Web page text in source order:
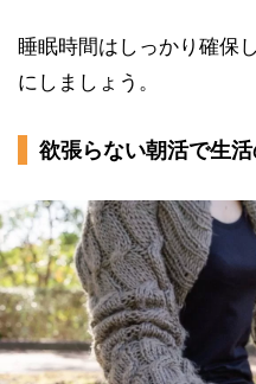
睡眠時間はしっかり確保
にしましょう。
欲張らない朝活で生